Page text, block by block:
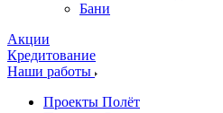
Бани
Акции
Кредитование
Наши работы
Проекты Полёт